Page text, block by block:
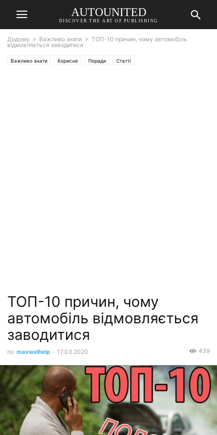
AUTOUNITED
DISCOVER THE ART OF PUBLISHING
Додому Важливо знати
ТОП-10 причин, чому автомобіль
відмовляється заводитися
Важливо знати Корисне Поради Статті
ТОП-10 причин, чому
автомобіль відмовляється
заводитися
по maxwelhelp - 17.03.2020 439